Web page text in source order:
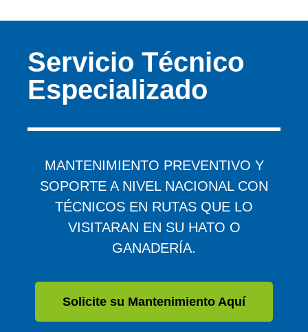
Servicio Técnico
Especializado
MANTENIMIENTO PREVENTIVO Y
SOPORTE A NIVEL NACIONAL CON
TÉCNICOS EN RUTAS QUE LO
VISITARAN EN SU HATO O
GANADERÍA.
Solicite su Mantenimiento Aquí